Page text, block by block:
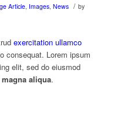
Article, Images, News / by
exercitation ullamco
consequat. Lorem ipsum
elit, sed do eiusmod
magna aliqua.